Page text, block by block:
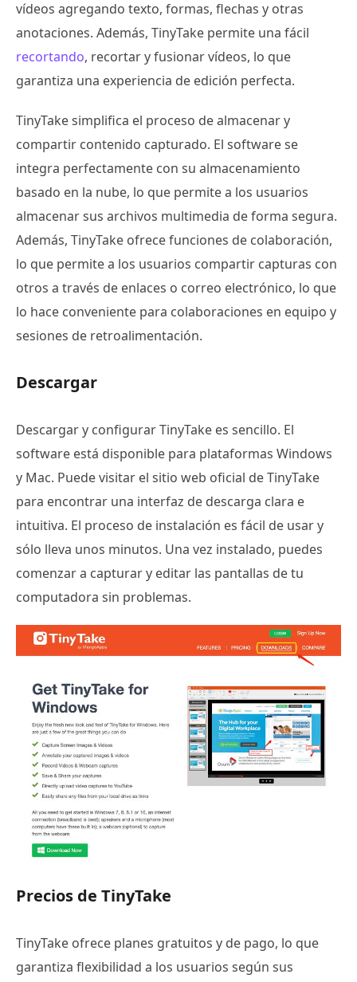
vídeos agregando texto, formas, flechas y otras
anotaciones. Además, TinyTake permite una fácil
recortando, recortar y fusionar vídeos, lo que
garantiza una experiencia de edición perfecta.
TinyTake simplifica el proceso de almacenar y
compartir contenido capturado. El software se
integra perfectamente con su almacenamiento
basado en la nube, lo que permite a los usuarios
almacenar sus archivos multimedia de forma segura.
Además, TinyTake ofrece funciones de colaboración,
lo que permite a los usuarios compartir capturas con
otros a través de enlaces o correo electrónico, lo que
lo hace conveniente para colaboraciones en equipo y
sesiones de retroalimentación.
Descargar
Descargar y configurar TinyTake es sencillo. El
software está disponible para plataformas Windows
y Mac. Puede visitar el sitio web oficial de TinyTake
para encontrar una interfaz de descarga clara e
intuitiva. El proceso de instalación es fácil de usar y
sólo lleva unos minutos. Una vez instalado, puedes
comenzar a capturar y editar las pantallas de tu
computadora sin problemas.
Precios de TinyTake
TinyTake ofrece planes gratuitos y de pago, lo que
garantiza flexibilidad a los usuarios según sus